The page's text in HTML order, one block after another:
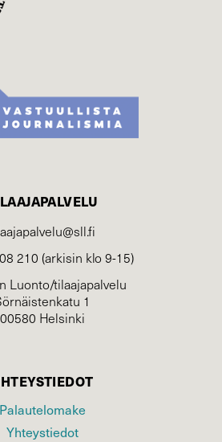
210 (arkisin klo 9-15)
Luonto/tilaajapalvelu
1
00580 Helsinki
Palautelomake
Yhteystiedot